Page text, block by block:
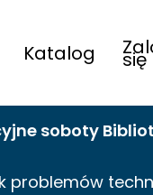
Katalog się
soboty